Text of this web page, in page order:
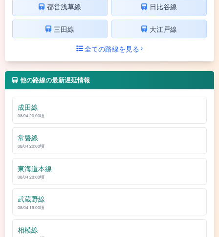
都営浅草線 日比谷線
三田線
大江戸線
全ての路線を見る
他の路線の最新遅延情報
成田線
08/04 20:00頃
常磐線
08/04 20:00頃
東海道本線
08/04 20:00頃
武蔵野線
08/04 19:00頃
相模線